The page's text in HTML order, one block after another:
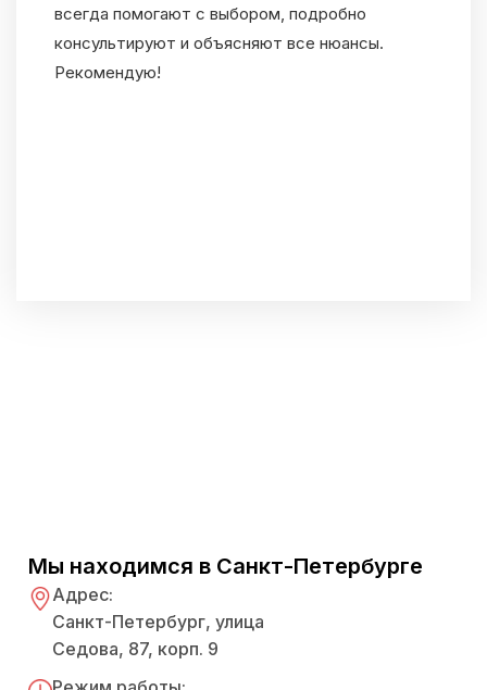
всегда помогают с выбором, подробно
консультируют и объясняют все нюансы.
Рекомендую!
Мы находимся в Санкт-Петербурге
Адрес:
Санкт-Петербург, улица
Седова, 87, корп. 9